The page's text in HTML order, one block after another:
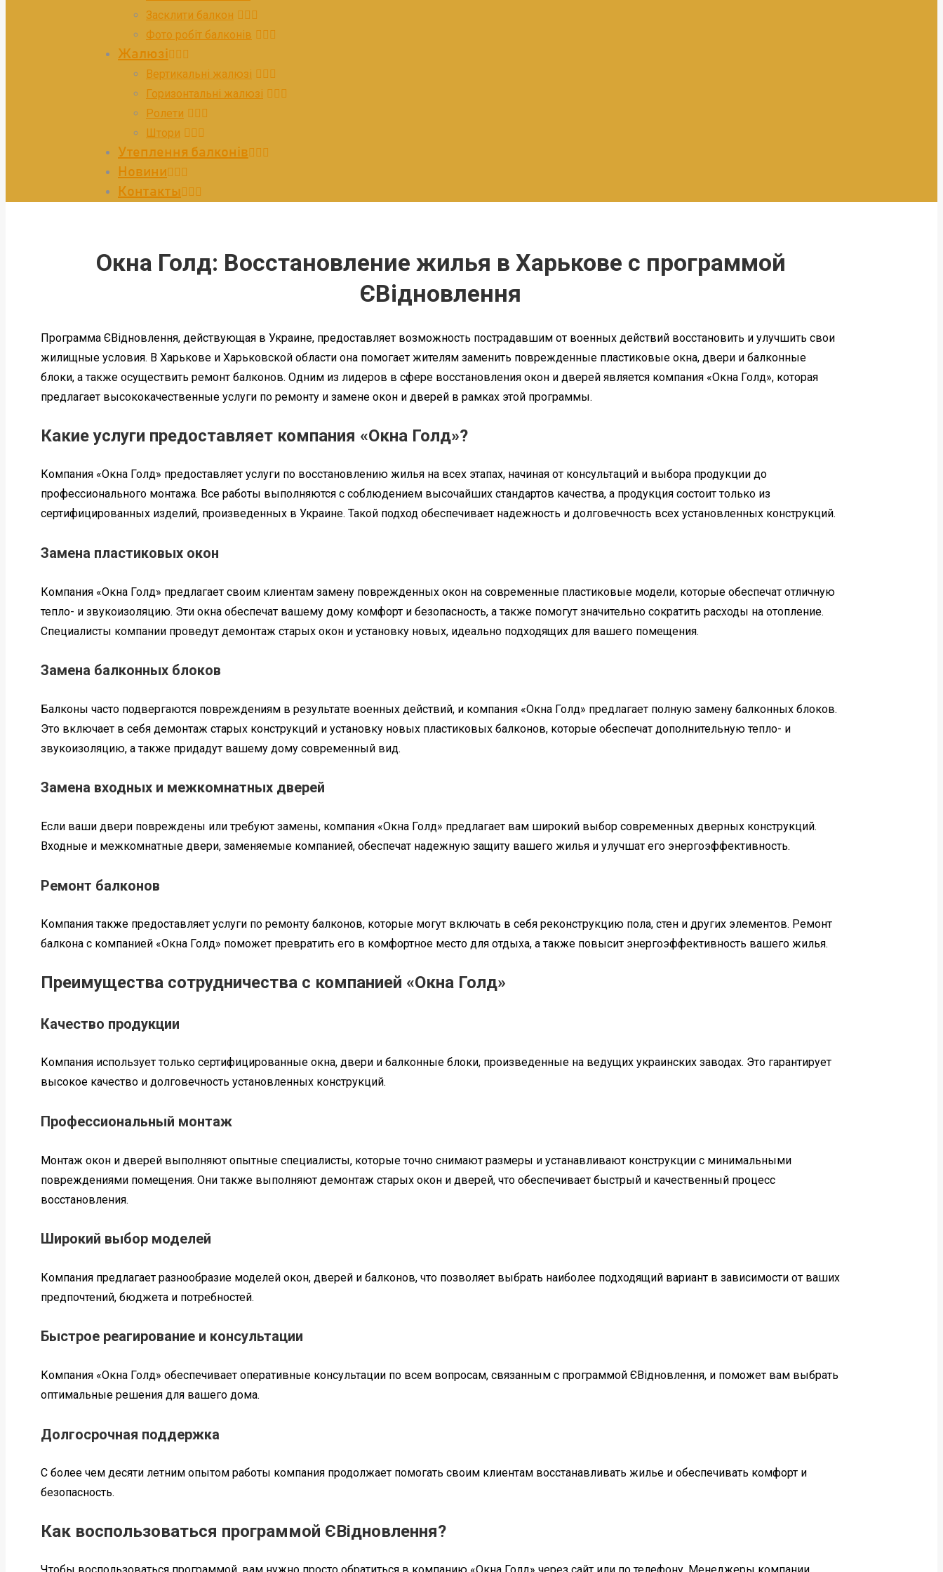
Засклити балкон
Фото робіт балконів
Жалюзі
Вертикальні жалюзі
Горизонтальні жалюзі
Ролети
Штори
Утеплення балконів
Новини
Контакты
Окна Голд: Восстановление жилья в Харькове с программой
ЄВідновлення
Программа ЄВідновлення, действующая в Украине, предоставляет возможность пострадавшим от военных действий восстановить и улучшить свои
жилищные условия. В Харькове и Харьковской области она помогает жителям заменить поврежденные пластиковые окна, двери и балконные
блоки, а также осуществить ремонт балконов. Одним из лидеров в сфере восстановления окон и дверей является компания «Окна Голд», которая
предлагает высококачественные услуги по ремонту и замене окон и дверей в рамках этой программы.
Какие услуги предоставляет компания «Окна Голд»?
Компания «Окна Голд» предоставляет услуги по восстановлению жилья на всех этапах, начиная от консультаций и выбора продукции до
профессионального монтажа. Все работы выполняются с соблюдением высочайших стандартов качества, а продукция состоит только из
сертифицированных изделий, произведенных в Украине. Такой подход обеспечивает надежность и долговечность всех установленных конструкций.
Замена пластиковых окон
Компания «Окна Голд» предлагает своим клиентам замену поврежденных окон на современные пластиковые модели, которые обеспечат отличную
тепло- и звукоизоляцию. Эти окна обеспечат вашему дому комфорт и безопасность, а также помогут значительно сократить расходы на отопление.
Специалисты компании проведут демонтаж старых окон и установку новых, идеально подходящих для вашего помещения.
Замена балконных блоков
Балконы часто подвергаются повреждениям в результате военных действий, и компания «Окна Голд» предлагает полную замену балконных блоков.
Это включает в себя демонтаж старых конструкций и установку новых пластиковых балконов, которые обеспечат дополнительную тепло- и
звукоизоляцию, а также придадут вашему дому современный вид.
Замена входных и межкомнатных дверей
Если ваши двери повреждены или требуют замены, компания «Окна Голд» предлагает вам широкий выбор современных дверных конструкций.
Входные и межкомнатные двери, заменяемые компанией, обеспечат надежную защиту вашего жилья и улучшат его энергоэффективность.
Ремонт балконов
Компания также предоставляет услуги по ремонту балконов, которые могут включать в себя реконструкцию пола, стен и других элементов. Ремонт
балкона с компанией «Окна Голд» поможет превратить его в комфортное место для отдыха, а также повысит энергоэффективность вашего жилья.
Преимущества сотрудничества с компанией «Окна Голд»
Качество продукции
Компания использует только сертифицированные окна, двери и балконные блоки, произведенные на ведущих украинских заводах. Это гарантирует
высокое качество и долговечность установленных конструкций.
Профессиональный монтаж
Монтаж окон и дверей выполняют опытные специалисты, которые точно снимают размеры и устанавливают конструкции с минимальными
повреждениями помещения. Они также выполняют демонтаж старых окон и дверей, что обеспечивает быстрый и качественный процесс
восстановления.
Широкий выбор моделей
Компания предлагает разнообразие моделей окон, дверей и балконов, что позволяет выбрать наиболее подходящий вариант в зависимости от ваших
предпочтений, бюджета и потребностей.
Быстрое реагирование и консультации
Компания «Окна Голд» обеспечивает оперативные консультации по всем вопросам, связанным с программой ЄВідновлення, и поможет вам выбрать
оптимальные решения для вашего дома.
Долгосрочная поддержка
С более чем десяти летним опытом работы компания продолжает помогать своим клиентам восстанавливать жилье и обеспечивать комфорт и
безопасность.
Как воспользоваться программой ЄВідновлення?